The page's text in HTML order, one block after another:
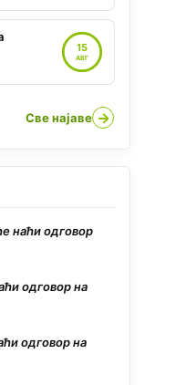
15
АВГ
Све најаве →
наћи одговор
одговор на
одговор на